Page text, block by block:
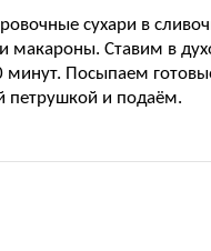
сухари в
макароны. Ставим в
минут. Посыпаем
петрушкой и подаём.